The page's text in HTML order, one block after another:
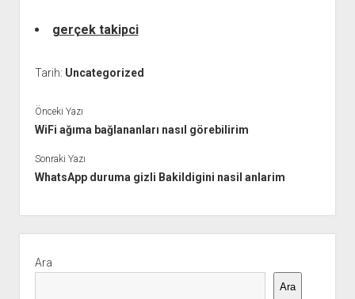
gerçek takipci
Tarih: Uncategorized
Önceki Yazı
WiFi ağıma bağlananları nasıl görebilirim
Sonraki Yazı
WhatsApp duruma gizli Bakildigini nasil anlarim
Menü
Ara
Ara